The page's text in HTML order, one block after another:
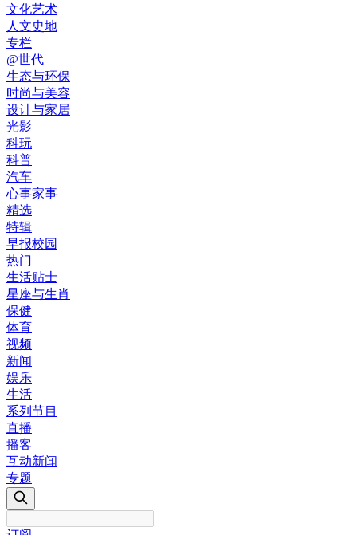
文化艺术
人文史地
专栏
@世代
生态与环保
时尚与美容
设计与家居
光影
科玩
科普
汽车
心事家事
精选
特辑
早报校园
热门
生活贴士
星座与生肖
保健
体育
视频
新闻
娱乐
生活
系列节目
直播
播客
互动新闻
专题